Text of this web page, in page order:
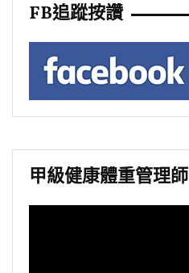
FB追蹤按讚
甲級健康體重管理師